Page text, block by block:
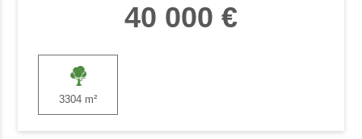
40 000 €
3304 m²